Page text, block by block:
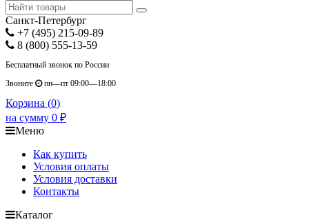
Санкт-Петербург
+7 (495) 215-09-89
8 (800) 555-13-59
Бесплатный звонок по России
Звоните
пн—пт 09:00—18:00
Корзина (0)
на сумму 0 ₽
Меню
Как купить
Условия оплаты
Условия доставки
Контакты
Каталог